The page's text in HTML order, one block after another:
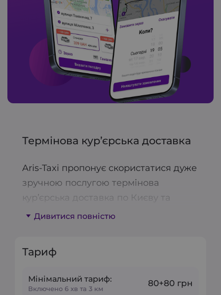
Термінова кур’єрська доставка
Aris-Taxi пропонує скористатися дуже
зручною послугою термінова
кур’єрська доставка по Києву та
передмісті. Ця послуга вигідно
виконання замовлення.
Наші кур’єри оперативно доставлять
Дивитися повністю
Тариф
Мінімальний тариф:
Включено 6 хв та 3 км
80+80 грн